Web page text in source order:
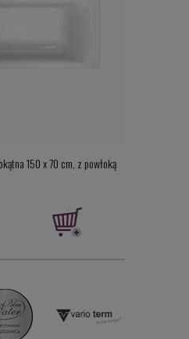
150 x 70 cm, z powłoką